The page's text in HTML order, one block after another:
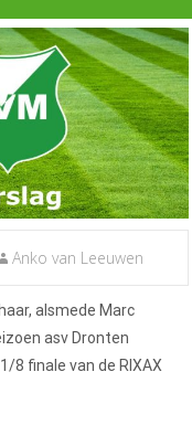
Anko van Leeuwen
alsmede Marc
asv Dronten
8 finale van de RIXAX